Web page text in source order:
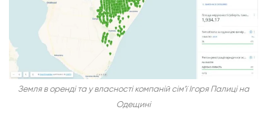
Земля в оренді та у власності компаній сім’ї Ігоря Палиці на
Одещині